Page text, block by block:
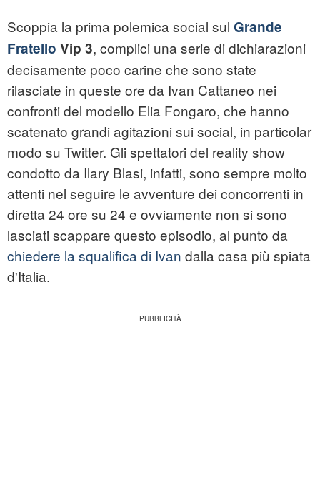
Scoppia la prima polemica social sul Grande
Fratello Vip 3, complici una serie di dichiarazioni
decisamente poco carine che sono state
rilasciate in queste ore da Ivan Cattaneo nei
confronti del modello Elia Fongaro, che hanno
scatenato grandi agitazioni sui social, in particolar
modo su Twitter. Gli spettatori del reality show
condotto da Ilary Blasi, infatti, sono sempre molto
attenti nel seguire le avventure dei concorrenti in
diretta 24 ore su 24 e ovviamente non si sono
lasciati scappare questo episodio, al punto da
chiedere la squalifica di Ivan dalla casa più spiata
d'Italia.